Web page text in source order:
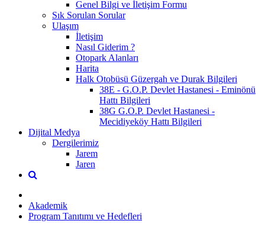
Genel Bilgi ve İletişim Formu
Sık Sorulan Sorular
Ulaşım
İletişim
Nasıl Giderim ?
Otopark Alanları
Harita
Halk Otobüsü Güzergah ve Durak Bilgileri
38E - G.O.P. Devlet Hastanesi - Eminönü
Hattı Bilgileri
38G G.O.P. Devlet Hastanesi -
Mecidiyeköy Hattı Bilgileri
Dijital Medya
Dergilerimiz
Jarem
Jaren
Akademik
Program Tanıtımı ve Hedefleri